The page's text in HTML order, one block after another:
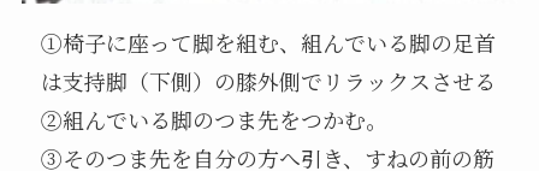
①椅子に座って脚を組む、組んでいる脚の足首
は支持脚（下側）の膝外側でリラックスさせる
②組んでいる脚のつま先をつかむ。
③そのつま先を自分の方へ引き、すねの前の筋